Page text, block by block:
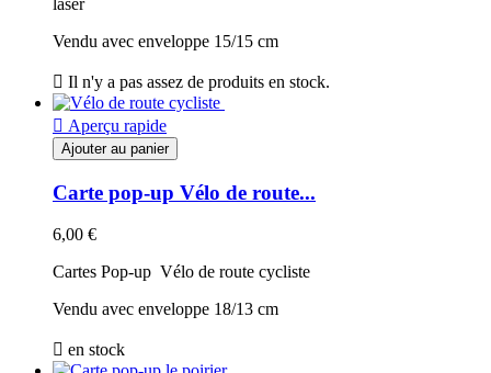
Vendu avec enveloppe 15/15 cm
 Il n'y a pas assez de produits en stock.
 Aperçu rapide
Ajouter au panier
Carte pop-up Vélo de route...
6,00 €
Cartes Pop-up Vélo de route cycliste
Vendu avec enveloppe 18/13 cm
 en stock